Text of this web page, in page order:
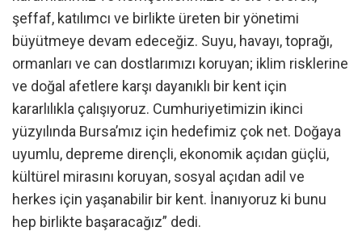
şeffaf, katılımcı ve birlikte üreten bir yönetimi
büyütmeye devam edeceğiz. Suyu, havayı, toprağı,
ormanları ve can dostlarımızı koruyan; iklim risklerine
ve doğal afetlere karşı dayanıklı bir kent için
kararlılıkla çalışıyoruz. Cumhuriyetimizin ikinci
yüzyılında Bursa’mız için hedefimiz çok net. Doğaya
uyumlu, depreme dirençli, ekonomik açıdan güçlü,
kültürel mirasını koruyan, sosyal açıdan adil ve
herkes için yaşanabilir bir kent. İnanıyoruz ki bunu
hep birlikte başaracağız” dedi.